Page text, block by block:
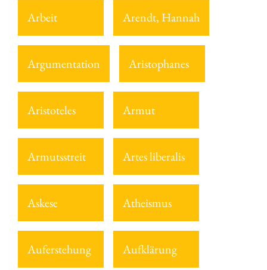
Arbeit Arendt, Hannah
Argumentation Aristophanes
Aristoteles Armut
Armutsstreit Artes liberalis
Askese Atheismus
Auferstehung Aufklärung